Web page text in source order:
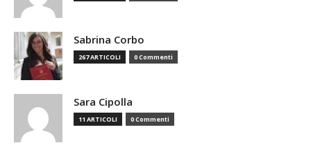
Sabrina Corbo
267 ARTICOLI 0 Commenti
Sara Cipolla
11 ARTICOLI 0 Commenti